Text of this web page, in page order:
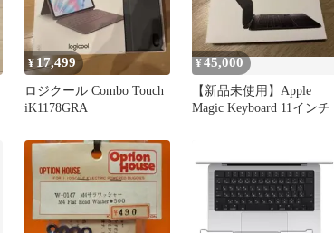
¥ 17,499
ロジクール Combo Touch
iK1178GRA
¥45,000
【新品未使用】Apple
Magic Keyboard 11インチ